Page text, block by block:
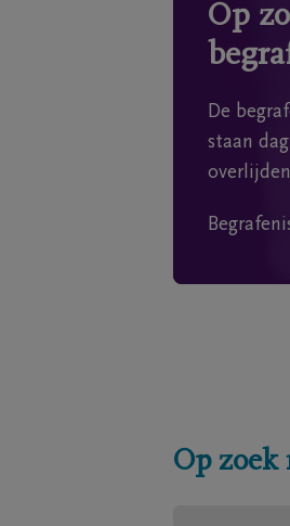
Op
De
staan
Op zoek